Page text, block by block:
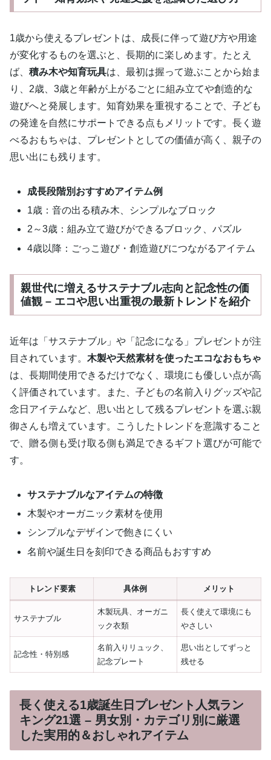
1歳から使えるプレゼントは、成長に伴って遊び方や用途
が変化するものを選ぶと、長期的に楽しめます。たとえ
ば、 積み木や知育玩具は、最初は握って遊ぶことから始ま
り、2歳、3歳と年齢が上がるごとに組み立てや創造的な
遊びへと発展します。知育効果を重視することで、子ども
の発達を自然にサポートできる点もメリットです。長く遊
べるおもちゃは、プレゼントとしての価値が高く、親子の
思い出にも残ります。
成長段階別おすすめアイテム例
1歳：音の出る積み木、シンプルなブロック
2～3歳：組み立て遊びができるブロック、パズル
4歳以降：ごっこ遊び・創造遊びにつながるアイテム
親世代に増えるサステナブル志向と記念性の価
値観 – エコや思い出重視の最新トレンドを紹介
近年は「サステナブル」や「記念になる」プレゼントが注
目されています。 木製や天然素材を使ったエコなおもちゃ
は、長期間使用できるだけでなく、環境にも優しい点が高
く評価されています。また、子どもの名前入りグッズや記
念日アイテムなど、思い出として残るプレゼントを選ぶ親
御さんも増えています。こうしたトレンドを意識すること
で、贈る側も受け取る側も満足できるギフト選びが可能で
す。
サステナブルなアイテムの特徴
木製やオーガニック素材を使用
シンプルなデザインで飽きにくい
名前や誕生日を刻印できる商品もおすすめ
トレンド要素 具体例 メリット
サステナブル
木製玩具、オーガニ
ック衣類
長く使えて環境にも
やさしい
記念性・特別感
名前入りリュック、
記念プレート
思い出としてずっと
残せる
長く使える1歳誕生日プレゼント人気ラン
キング21選 – 男女別・カテゴリ別に厳選
した実用的＆おしゃれアイテム